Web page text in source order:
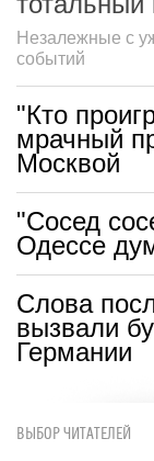
Незалежные с
событий
"Кто
мрачный
Москвой
"Сосед
Одессе
Слова
вызвали
Германии
ВЫБОР ЧИТАТЕЛЕЙ